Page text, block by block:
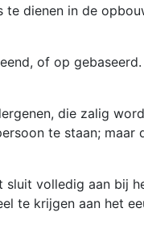
dienen in de
of op
die zalig
te staan;
volledig aan bij
te krijgen aan het